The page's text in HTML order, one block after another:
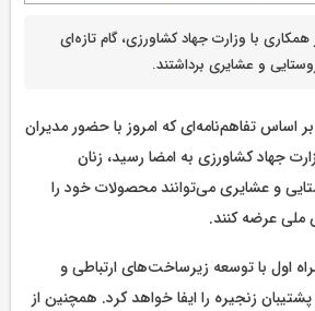
با وزارت جهاد کشاورزی، گام تازه‌ای
و عشایری برداشتند.
بر اساس تفاهم‌نامه‌ای که امروز با حضور مدیران
جهاد کشاورزی به امضا رسید، زنان
و عشایری می‌توانند محصولات خود را
عرضه کنند.
اول با توسعه زیرساخت‌های ارتباطی و
زنجیره را ایفا خواهد کرد. همچنین از